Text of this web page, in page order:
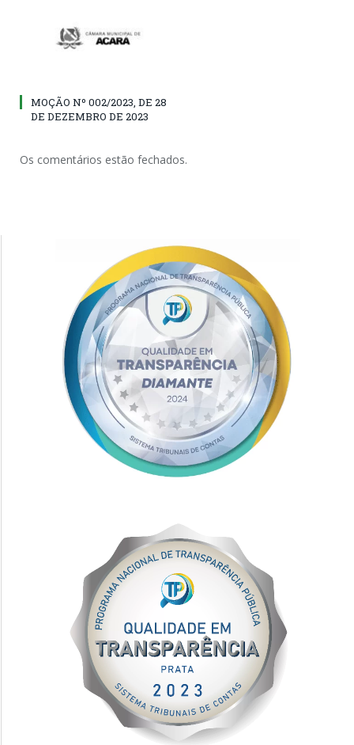
MOÇÃO Nº 002/2023, DE 28
DE DEZEMBRO DE 2023
Os comentários estão fechados.